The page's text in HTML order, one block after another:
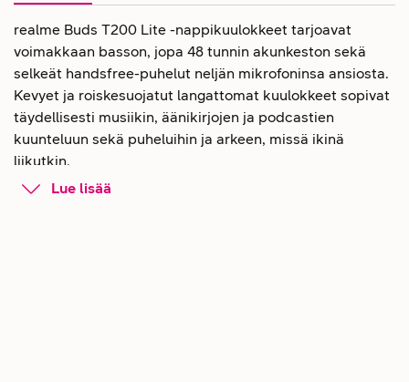
realme Buds T200 Lite -nappikuulokkeet tarjoavat
voimakkaan basson, jopa 48 tunnin akunkeston sekä
selkeät handsfree-puhelut neljän mikrofoninsa ansiosta.
Kevyet ja roiskesuojatut langattomat kuulokkeet sopivat
täydellisesti musiikin, äänikirjojen ja podcastien
kuunteluun sekä puheluihin ja arkeen, missä ikinä
liikutkin.
Kevyet realme Buds T200 Lite -
Lue lisää